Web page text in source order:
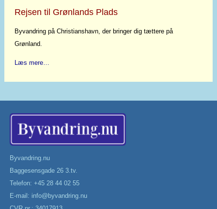
Rejsen til Grønlands Plads
Byvandring på Christianshavn, der bringer dig tættere på
Grønland.
Læs mere…
Byvandring.nu
Baggesensgade 26 3.tv.
Telefon: +45 28 44 02 55
E-mail: info@byvandring.nu